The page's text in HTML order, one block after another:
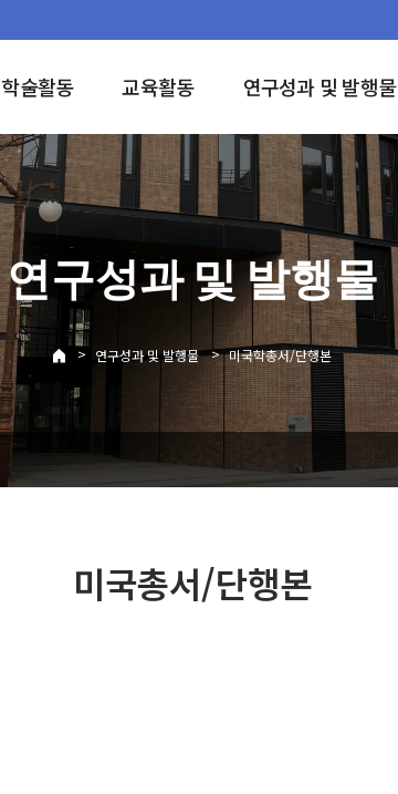
학술활동 교육활동 연구성과 및 발행물
연구성과 및 발행물
> 연구성과 및 발행물 > 미국학총서/단행본
미국총서/단행본